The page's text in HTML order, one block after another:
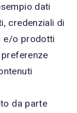
dati
credenziali di
e/o prodotti
da parte